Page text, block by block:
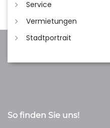
Service
Vermietungen
Stadtportrait
So finden Sie uns!